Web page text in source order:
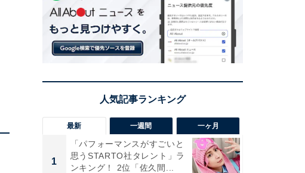
最新 一週間 一ヶ月
1
「パフォーマンスがすごいと
思うSTARTO社タレント」ラ
ンキング！ 2位「佐久間...